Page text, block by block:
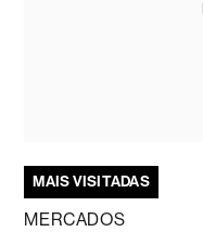
MAIS VISITADAS
MERCADOS